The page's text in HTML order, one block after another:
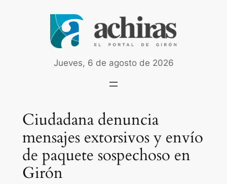
Jueves, 6 de agosto de 2026
Ciudadana denuncia
mensajes extorsivos y envío
de paquete sospechoso en
Girón